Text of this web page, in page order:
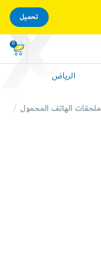
0
الرياض
ملحقات الهاتف المحمول
تحميل